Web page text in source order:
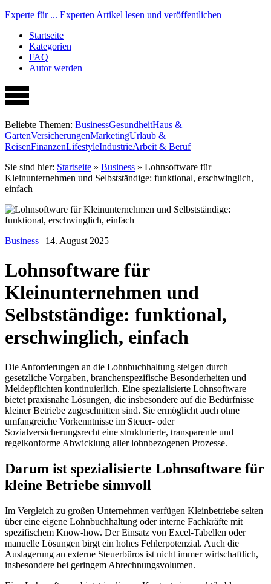
Experte für ... Experten Artikel lesen und veröffentlichen
Startseite
Kategorien
FAQ
Autor werden
Beliebte Themen: BusinessGesundheitHaus &
GartenVersicherungenMarketingUrlaub &
ReisenFinanzenLifestyleIndustrieArbeit & Beruf
Sie sind hier: Startseite » Business » Lohnsoftware für
Kleinunternehmen und Selbstständige: funktional, erschwinglich,
einfach
Business | 14. August 2025
Lohnsoftware für
Kleinunternehmen und
Selbstständige: funktional,
erschwinglich, einfach
Die Anforderungen an die Lohnbuchhaltung steigen durch
gesetzliche Vorgaben, branchenspezifische Besonderheiten und
Meldepflichten kontinuierlich. Eine spezialisierte Lohnsoftware
bietet praxisnahe Lösungen, die insbesondere auf die Bedürfnisse
kleiner Betriebe zugeschnitten sind. Sie ermöglicht auch ohne
umfangreiche Vorkenntnisse im Steuer- oder
Sozialversicherungsrecht eine strukturierte, transparente und
regelkonforme Abwicklung aller lohnbezogenen Prozesse.
Darum ist spezialisierte Lohnsoftware für
kleine Betriebe sinnvoll
Im Vergleich zu großen Unternehmen verfügen Kleinbetriebe selten
über eine eigene Lohnbuchhaltung oder interne Fachkräfte mit
spezifischem Know-how. Der Einsatz von Excel-Tabellen oder
manuelle Lösungen birgt ein hohes Fehlerpotenzial. Auch die
Auslagerung an externe Steuerbüros ist nicht immer wirtschaftlich,
insbesondere bei geringem Abrechnungsvolumen.